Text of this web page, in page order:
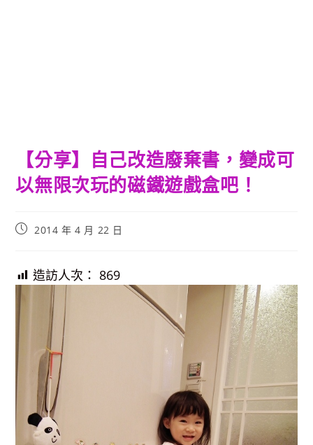
【分享】自己改造廢棄書，變成可
以無限次玩的磁鐵遊戲盒吧！
Post2014 年 4 月 22 日
造訪人次： 869